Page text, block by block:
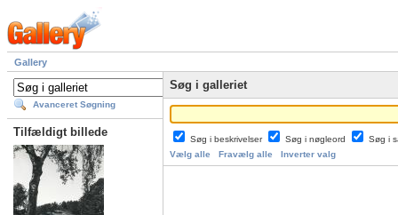
Gallery
Avanceret Søgning
Tilfældigt billede
Søg i galleriet
Søg i beskrivelser Søg i nøgleord
Søg i
Vælg alle
Fravælg alle Inverter valg